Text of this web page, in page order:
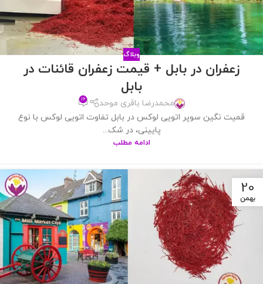
وبلاگ
زعفران در بابل + قیمت زعفران قائنات در
بابل
محمدرضا باقری موحد ۱۶
قمیت نگین سوپر اتویی لوکس در بابل تفاوت اتویی لوکس با نوع
پایینی، در شک...
ادامه مطلب
20
بهمن